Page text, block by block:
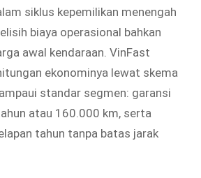
siklus kepemilikan menengah
biaya operasional bahkan
awal kendaraan. VinFast
ekonominya lewat skema
standar segmen: garansi
atau 160.000 km, serta
tahun tanpa batas jarak